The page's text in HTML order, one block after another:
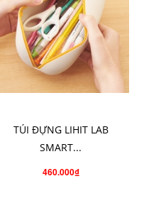
TÚI ĐỰNG LIHIT LAB
SMART...
460.000₫